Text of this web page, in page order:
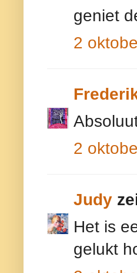
geniet
2
2
Judy
Het is
gelukt